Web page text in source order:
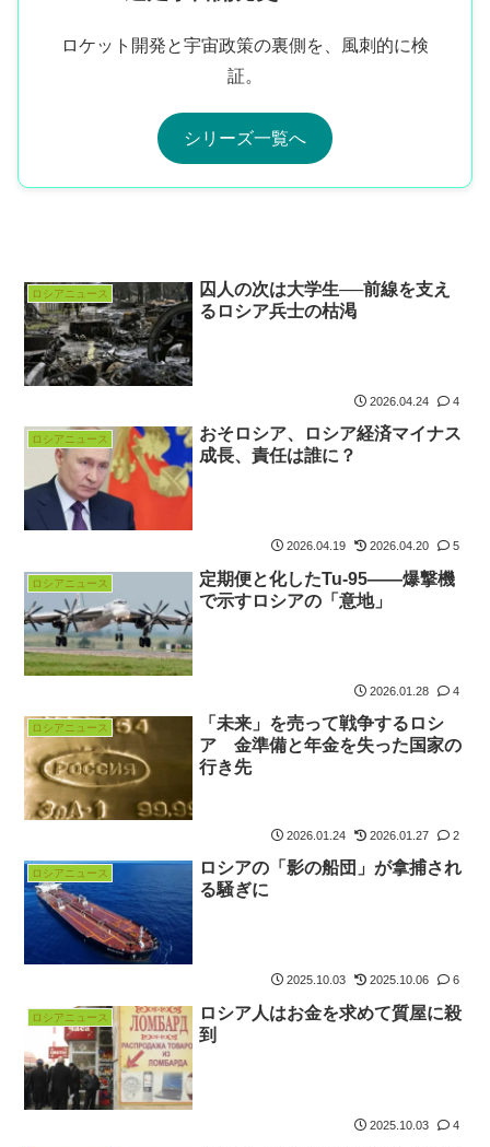
ロケット開発と宇宙政策の裏側を、風刺的に検
証。
シリーズ一覧へ
ロシアニュース
囚人の次は大学生──前線を支え
るロシア兵士の枯渇
2026.04.24 4
ロシアニュース
おそロシア、ロシア経済マイナス
成長、責任は誰に？
2026.04.19 2026.04.20 5
ロシアニュース
定期便と化したTu-95――爆撃機
で示すロシアの「意地」
2026.01.28 4
ロシアニュース
「未来」を売って戦争するロシ
ア 金準備と年金を失った国家の
行き先
2026.01.24 2026.01.27 2
ロシアニュース
ロシアの「影の船団」が拿捕され
る騒ぎに
2025.10.03 2025.10.06 6
ロシアニュース
ロシア人はお金を求めて質屋に殺
到
2025.10.03 4